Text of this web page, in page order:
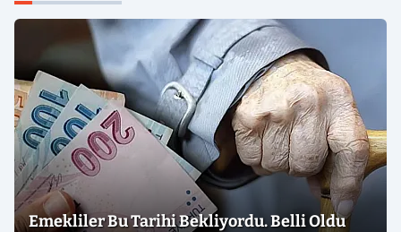
Emekliler Bu Tarihi Bekliyordu. Belli Oldu